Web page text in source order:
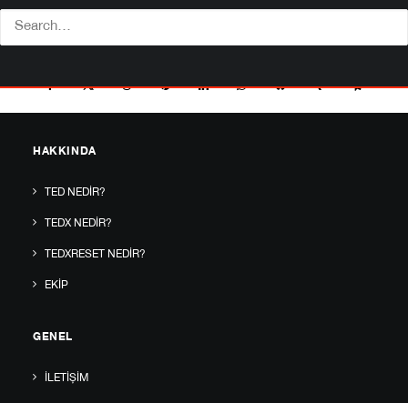
HAKKINDA
TED NEDIR?
TEDX NEDIR?
TEDXRESET NEDIR?
EKIP
GENEL
İLETIŞIM